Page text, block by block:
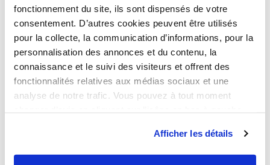
fonctionnement du site, ils sont dispensés de votre
consentement. D’autres cookies peuvent être utilisés
pour la collecte, la communication d’informations, pour la
personnalisation des annonces et du contenu, la
connaissance et le suivi des visiteurs et offrent des
fonctionnalités relatives aux médias sociaux et une
analyse de notre trafic. Vous pouvez à tout moment
Afficher les détails
IMMOBILIER 20/12/2021